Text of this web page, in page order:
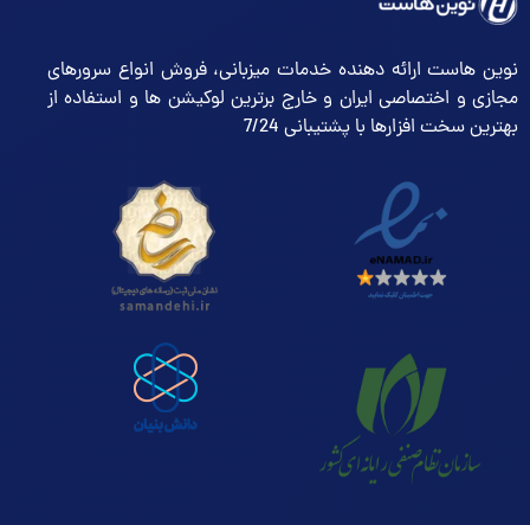
نوین هاست ارائه دهنده خدمات میزبانی، فروش انواع سرورهای
مجازی و اختصاصی ایران و خارج برترین لوکیشن ها و استفاده از
بهترین سخت افزارها با پشتیبانی 7/24